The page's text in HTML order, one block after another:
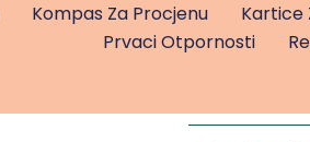
Kompas Za Procjenu
Kartice
Prvaci Otpornosti